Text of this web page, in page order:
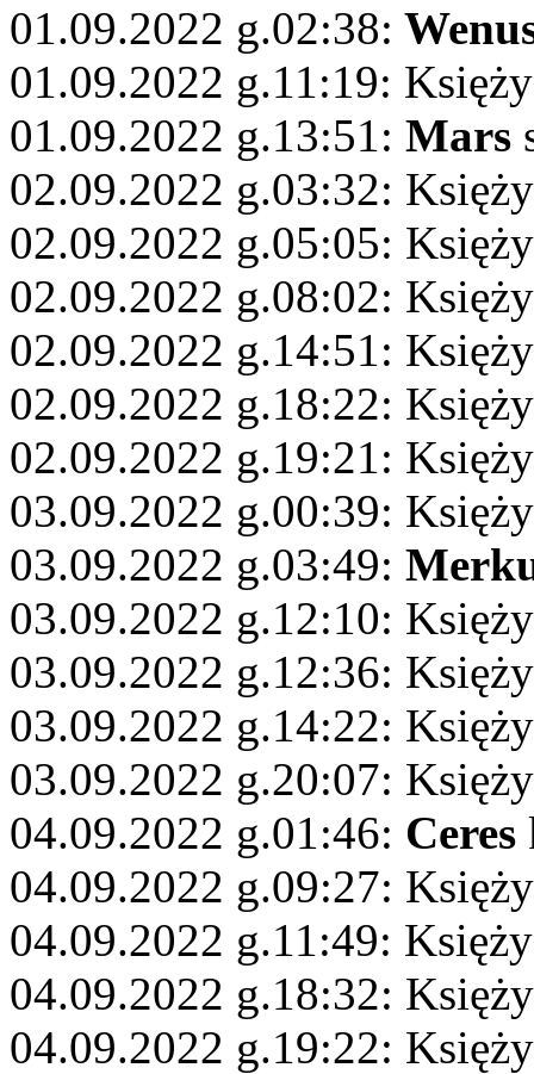
01.09.2022 g.02:38:
01.09.2022 g.11:19:
01.09.2022 g.13:51: Mars
02.09.2022 g.03:32:
02.09.2022 g.05:05:
02.09.2022 g.08:02:
02.09.2022 g.14:51:
02.09.2022 g.18:22:
02.09.2022 g.19:21:
03.09.2022 g.00:39:
03.09.2022 g.03:49:
03.09.2022 g.12:10:
03.09.2022 g.12:36:
03.09.2022 g.14:22:
03.09.2022 g.20:07:
04.09.2022 g.01:46: Ceres
04.09.2022 g.09:27:
04.09.2022 g.11:49:
04.09.2022 g.18:32:
04.09.2022 g.19:22: